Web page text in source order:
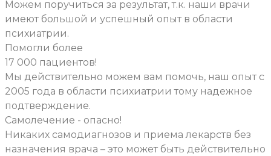
Можем поручиться за результат, т.к. наши врачи
имеют большой и успешный опыт в области
психиатрии.
Помогли более
17 000 пациентов!
Мы действительно можем вам помочь, наш опыт с
2005 года в области психиатрии тому надежное
подтверждение.
Самолечение - опасно!
Никаких самодиагнозов и приема лекарств без
назначения врача – это может быть действительно